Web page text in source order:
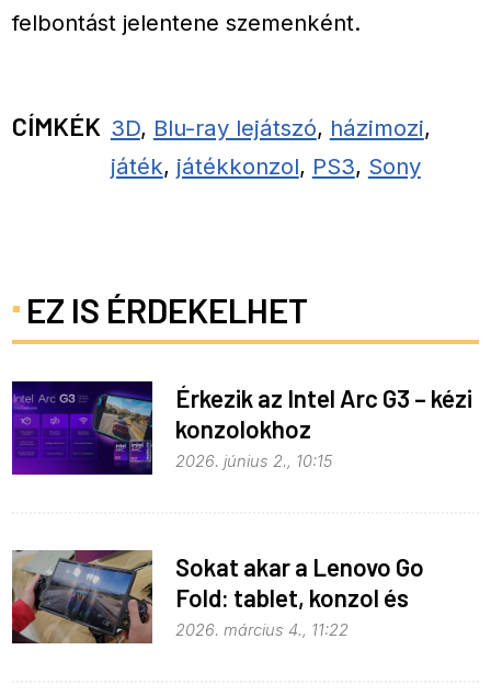
felbontást jelentene szemenként.
CÍMKÉK 3D, Blu-ray lejátszó, házimozi,
játék, játékkonzol, PS3, Sony
EZ IS ÉRDEKELHET
Érkezik az Intel Arc G3 – kézi
konzolokhoz
2026. június 2., 10:15
Sokat akar a Lenovo Go
Fold: tablet, konzol és
notebook egyben
2026. március 4., 11:22